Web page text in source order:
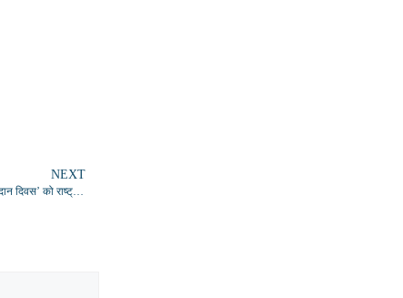
NEXT
बलिया में सात सूत्रीय मांगों को लेकर सीडीओ से मिले समाजसेवी व अधिवक्ता, 19 अगस्त ‘बलिदान दिवस’ को राष्ट्रीय मान्यता देने की उठी मांग